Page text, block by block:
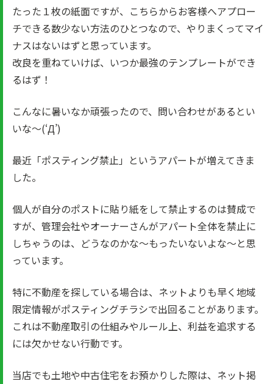
たった１枚の紙面ですが、こちらからお客様へアプロー
チできる数少ない方法のひとつなので、やりまくってマイ
ナスはないはずと思っています。
改良を重ねていけば、いつか最強のテンプレートができ
るはず！
こんなに暑いなか頑張ったので、問い合わせがあるとい
いな～(‘Д’)
最近「ポスティング禁止」というアパートが増えてきま
した。
個人が自分のポストに貼り紙をして禁止するのは賛成で
すが、管理会社やオーナーさんがアパート全体を禁止に
しちゃうのは、どうなのかな～もったいないよな～と思
っています。
特に不動産を探している場合は、ネットよりも早く地域
限定情報がポスティングチラシで出回ることがあります。
これは不動産取引の仕組みやルール上、利益を追求する
には欠かせない行動です。
当店でも土地や中古住宅をお預かりした際は、ネット掲